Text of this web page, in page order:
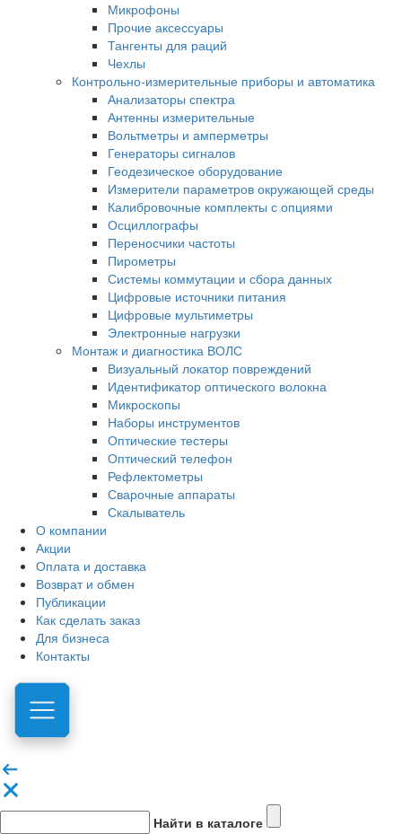
Микрофоны
Прочие аксессуары
Тангенты для раций
Чехлы
Контрольно-измерительные приборы и автоматика
Анализаторы спектра
Антенны измерительные
Вольтметры и амперметры
Генераторы сигналов
Геодезическое оборудование
Измерители параметров окружающей среды
Калибровочные комплекты с опциями
Осциллографы
Переносчики частоты
Пирометры
Системы коммутации и сбора данных
Цифровые источники питания
Цифровые мультиметры
Электронные нагрузки
Монтаж и диагностика ВОЛС
Визуальный локатор повреждений
Идентификатор оптического волокна
Микроскопы
Наборы инструментов
Оптические тестеры
Оптический телефон
Рефлектометры
Сварочные аппараты
Скалыватель
О компании
Акции
Оплата и доставка
Возврат и обмен
Публикации
Как сделать заказ
Для бизнеса
Контакты
Найти в каталоге